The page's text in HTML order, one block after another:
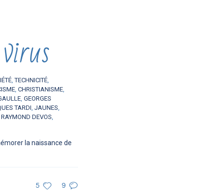
,TECHNICITÉ,
, CHRISTIANISME,
, GEORGES
TARDI, JAUNES,
RAYMOND DEVOS,
la naissance de
5 9